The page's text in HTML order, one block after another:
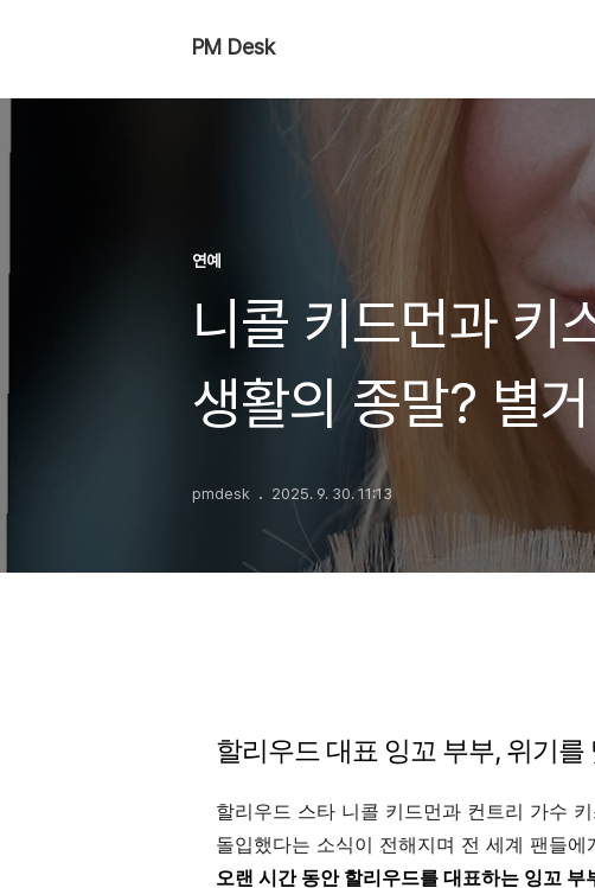
PM Desk
연예
니콜 키드먼과 키
생활의 종말? 별
pmdesk 2025. 9. 30. 11:13
할리우드 대표 잉꼬 부부, 위기를
할리우드 스타 니콜 키드먼과 컨트리 가수
돌입했다는 소식이 전해지며 전 세계 팬들
오랜 시간 동안 할리우드를 대표하는 잉꼬